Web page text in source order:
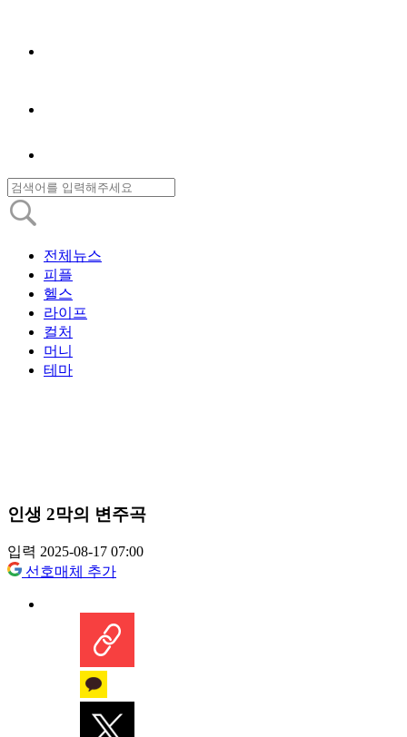
전체뉴스
피플
헬스
라이프
컬처
머니
테마
인생 2막의 변주곡
입력 2025-08-17 07:00
선호매체 추가